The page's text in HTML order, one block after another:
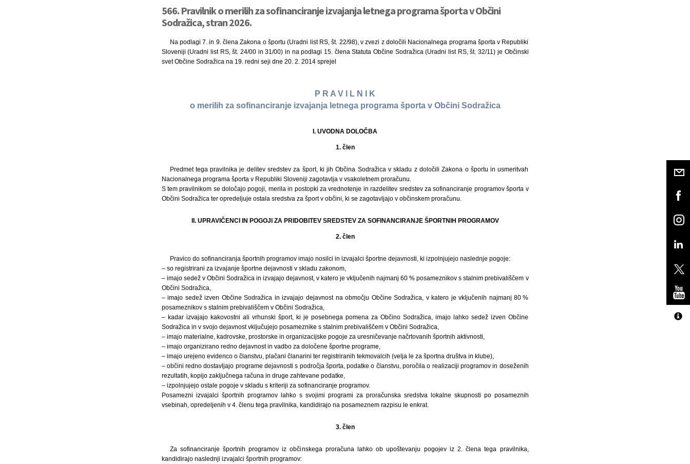
566. Pravilnik o merilih za sofinanciranje izvajanja letnega programa športa v Občini
Sodražica, stran 2026.
Na podlagi 7. in 9. člena Zakona o športu (Uradni list RS, št. 22/98), v zvezi z določili Nacionalnega programa športa v Republiki
Sloveniji (Uradni list RS, št. 24/00 in 31/00) in na podlagi 15. člena Statuta Občine Sodražica (Uradni list RS, št. 32/11) je Občinski
svet Občine Sodražica na 19. redni seji dne 20. 2. 2014 sprejel
P R A V I L N I K
o merilih za sofinanciranje izvajanja letnega programa športa v Občini Sodražica
I. UVODNA DOLOČBA
1. člen
Predmet tega pravilnika je delitev sredstev za šport, ki jih Občina Sodražica v skladu z določili Zakona o športu in usmeritvah
Nacionalnega programa športa v Republiki Sloveniji zagotavlja v vsakoletnem proračunu.
S tem pravilnikom se določajo pogoji, merila in postopki za vrednotenje in razdelitev sredstev za sofinanciranje programov športa v
Občini Sodražica ter opredeljuje ostala sredstva za šport v občini, ki se zagotavljajo v občinskem proračunu.
II. UPRAVIČENCI IN POGOJI ZA PRIDOBITEV SREDSTEV ZA SOFINANCIRANJE ŠPORTNIH PROGRAMOV
2. člen
Pravico do sofinanciranja športnih programov imajo nosilci in izvajalci športne dejavnosti, ki izpolnjujejo naslednje pogoje:
– so registrirani za izvajanje športne dejavnosti v skladu zakonom,
– imajo sedež v Občini Sodražica in izvajajo dejavnost, v katero je vključenih najmanj 60 % posameznikov s stalnim prebivališčem v
Občini Sodražica,
– imajo sedež izven Občine Sodražica in izvajajo dejavnost na območju Občine Sodražica, v katero je vključenih najmanj 80 %
posameznikov s stalnim prebivališčem v Občini Sodražica,
– kadar izvajajo kakovostni ali vrhunski šport, ki je posebnega pomena za Občino Sodražica, imajo lahko sedež izven Občine
Sodražica in v svojo dejavnost vključujejo posameznike s stalnim prebivališčem v Občini Sodražica,
– imajo materialne, kadrovske, prostorske in organizacijske pogoje za uresničevanje načrtovanih športnih aktivnosti,
– imajo organizirano redno dejavnost in vadbo za določene športne programe,
– imajo urejeno evidenco o članstvu, plačani članarini ter registriranih tekmovalcih (velja le za športna društva in klube),
– občini redno dostavljajo programe dejavnosti s področja športa, podatke o članstvu, poročila o realizaciji programov in doseženih
rezultatih, kopijo zaključnega računa in druge zahtevane podatke,
– izpolnjujejo ostale pogoje v skladu s kriteriji za sofinanciranje programov.
Posamezni izvajalci športnih programov lahko s svojimi programi za proračunska sredstva lokalne skupnosti po posameznih
vsebinah, opredeljenih v 4. členu tega pravilnika, kandidirajo na posameznem razpisu le enkrat.
3. člen
Za sofinanciranje športnih programov iz občinskega proračuna lahko ob upoštevanju pogojev iz 2. člena tega pravilnika,
kandidirajo naslednji izvajalci športnih programov: